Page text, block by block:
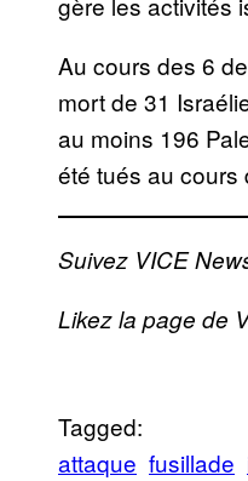
Au cours des 6
mort de 31
au moins 196
été tués au cours
Suivez VICE
Likez la page de
Tagged:
attaque fusillade